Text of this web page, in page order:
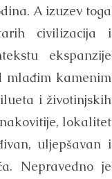
A izuzev toga
civilizacija i
ekspanzije
mlađim kamenim
i životinjskih
lokalitet
uljepšavan i
Nepravedno je